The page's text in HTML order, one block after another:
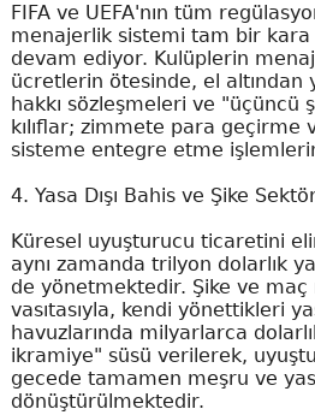
FIFA ve UEFA'nın tüm
menajerlik sistemi tam bir
devam ediyor. Kulüplerin
ücretlerin ötesinde, el altından
hakkı sözleşmeleri ve "üçüncü
kılıflar; zimmete para geçirme
sisteme entegre etme
4. Yasa Dışı Bahis ve Şike
Küresel uyuşturucu ticaretini
aynı zamanda trilyon dolarlık
de yönetmektedir. Şike ve maç
vasıtasıyla, kendi yönettikleri
havuzlarında milyarlarca
ikramiye" süsü verilerek,
gecede tamamen meşru ve
dönüştürülmektedir.